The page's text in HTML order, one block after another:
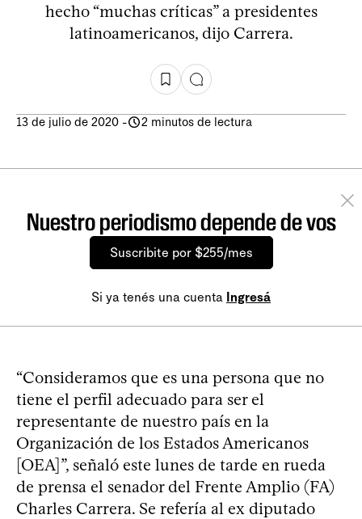
hecho “muchas críticas” a presidentes
latinoamericanos, dijo Carrera.
13 de julio de 2020 - 2 minutos de lectura
Nuestro periodismo depende de vos
Suscribite por $255/mes
Si ya tenés una cuenta Ingresá
“Consideramos que es una persona que no
tiene el perfil adecuado para ser el
representante de nuestro país en la
Organización de los Estados Americanos
[OEA]”, señaló este lunes de tarde en rueda
de prensa el senador del Frente Amplio (FA)
Charles Carrera. Se refería al ex diputado